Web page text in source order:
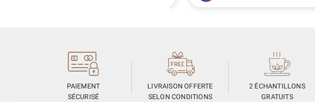
PAIEMENT
SÉCURISÉ
LIVRAISON OFFERTE
SELON CONDITIONS
2 ÉCHANTILLONS
GRATUITS